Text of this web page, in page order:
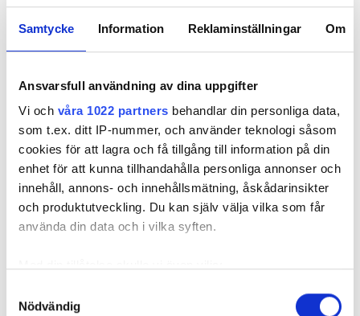
Samtycke Information Reklaminställningar Om
Ansvarsfull användning av dina uppgifter
Vi och våra 1022 partners behandlar din personliga data,
som t.ex. ditt IP-nummer, och använder teknologi såsom
cookies för att lagra och få tillgång till information på din
enhet för att kunna tillhandahålla personliga annonser och
innehåll, annons- och innehållsmätning, åskådarinsikter
och produktutveckling. Du kan själv välja vilka som får
använda din data och i vilka syften.
som kan ha en noggrannhet på upp till flera meter
Nödvändig
uppsägningen.